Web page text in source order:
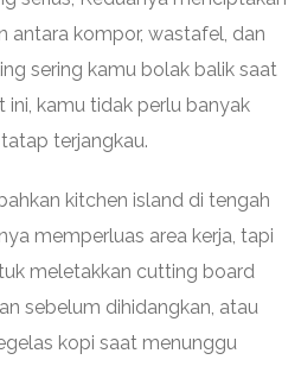
antara kompor, wastafel, dan
sering kamu bolak balik saat
ini, kamu tidak perlu banyak
terjangkau.
kitchen island di tengah
memperluas area kerja, tapi
meletakkan cutting board
sebelum dihidangkan, atau
kopi saat menunggu